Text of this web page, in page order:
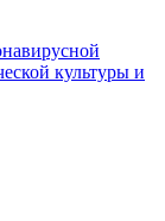
культуры и